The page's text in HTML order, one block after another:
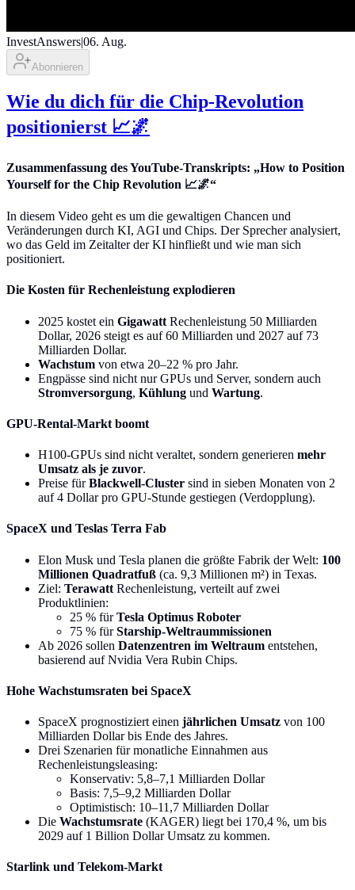
InvestAnswers|06. Aug.
Abonnieren
Wie du dich für die Chip-Revolution
positionierst 📈🌌
Zusammenfassung des YouTube-Transkripts: „How to Position
Yourself for the Chip Revolution 📈🌌“
In diesem Video geht es um die gewaltigen Chancen und
Veränderungen durch KI, AGI und Chips. Der Sprecher analysiert,
wo das Geld im Zeitalter der KI hinfließt und wie man sich
positioniert.
Die Kosten für Rechenleistung explodieren
2025 kostet ein Gigawatt Rechenleistung 50 Milliarden
Dollar, 2026 steigt es auf 60 Milliarden und 2027 auf 73
Milliarden Dollar.
Wachstum von etwa 20–22 % pro Jahr.
Engpässe sind nicht nur GPUs und Server, sondern auch
Stromversorgung, Kühlung und Wartung.
GPU-Rental-Markt boomt
H100-GPUs sind nicht veraltet, sondern generieren mehr
Umsatz als je zuvor.
Preise fürBlackwell-Cluster sind in sieben Monaten von 2
auf 4 Dollar pro GPU-Stunde gestiegen (Verdopplung).
SpaceX und Teslas Terra Fab
Elon Musk und Tesla planen die größte Fabrik der Welt: 100
Millionen Quadratfuß (ca. 9,3 Millionen m²) in Texas.
Ziel: Terawatt Rechenleistung, verteilt auf zwei
Produktlinien:
25 % fürTesla Optimus Roboter
75 % fürStarship-Weltraummissionen
Ab 2026 sollen Datenzentren im Weltraum entstehen,
basierend auf Nvidia Vera Rubin Chips.
Hohe Wachstumsraten bei SpaceX
SpaceX prognostiziert einen jährlichen Umsatz von 100
Milliarden Dollar bis Ende des Jahres.
Drei Szenarien für monatliche Einnahmen aus
Rechenleistungsleasing:
Konservativ: 5,8–7,1 Milliarden Dollar
Basis: 7,5–9,2 Milliarden Dollar
Optimistisch: 10–11,7 Milliarden Dollar
Die Wachstumsrate (KAGER) liegt bei 170,4 %, um bis
2029 auf 1 Billion Dollar Umsatz zu kommen.
Starlink und Telekom-Markt